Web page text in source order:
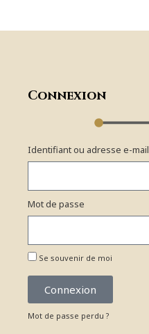
Connexion
Identifiant ou adresse e-mail
Mot de passe
Se souvenir de moi
Connexion
Mot de passe perdu ?